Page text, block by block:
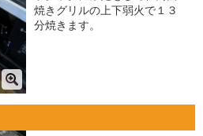
焼きグリルの上下弱火で１３
分焼きます。